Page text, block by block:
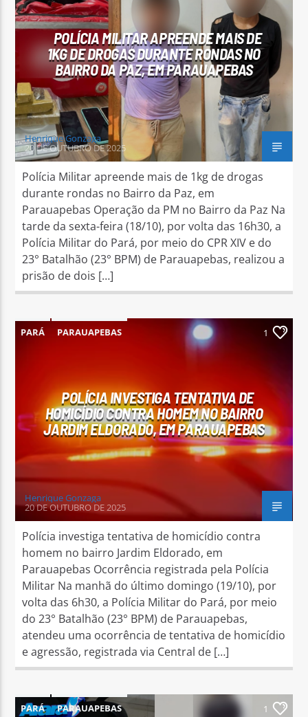
Arara Azul FM
POLÍCIA MILITAR APREENDE MAIS DE
1KG DE DROGAS DURANTE RONDAS NO
BAIRRO DA PAZ, EM PARAUAPEBAS
Henrique Gonzaga
20 DE OUTUBRO DE 2025
Polícia Militar apreende mais de 1kg de drogas
durante rondas no Bairro da Paz, em
Parauapebas Operação da PM no Bairro da Paz Na
tarde da sexta-feira (18/10), por volta das 16h30, a
Polícia Militar do Pará, por meio do CPR XIV e do
23° Batalhão (23° BPM) de Parauapebas, realizou a
prisão de dois […]
PARÁ PARAUAPEBAS 1
POLÍCIA INVESTIGA TENTATIVA DE
HOMICÍDIO CONTRA HOMEM NO BAIRRO
JARDIM ELDORADO, EM PARAUAPEBAS
Henrique Gonzaga
20 DE OUTUBRO DE 2025
Polícia investiga tentativa de homicídio contra
homem no bairro Jardim Eldorado, em
Parauapebas Ocorrência registrada pela Polícia
Militar Na manhã do último domingo (19/10), por
volta das 6h30, a Polícia Militar do Pará, por meio
do 23° Batalhão (23° BPM) de Parauapebas,
atendeu uma ocorrência de tentativa de homicídio
e agressão, registrada via Central de […]
PARÁ PARAUAPEBAS 1